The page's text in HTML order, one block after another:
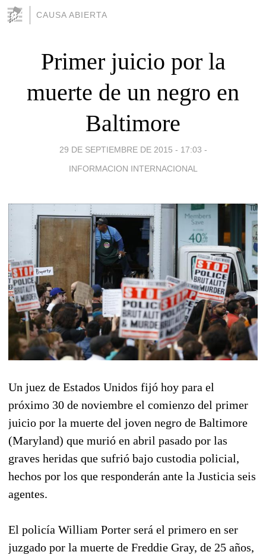
CAUSA ABIERTA
Primer juicio por la
muerte de un negro en
Baltimore
29 DE SEPTIEMBRE DE 2015 - 17:03 -
INFORMACION INTERNACIONAL
Un juez de Estados Unidos fijó hoy para el
próximo 30 de noviembre el comienzo del primer
juicio por la muerte del joven negro de Baltimore
(Maryland) que murió en abril pasado por las
graves heridas que sufrió bajo custodia policial,
hechos por los que responderán ante la Justicia seis
agentes.
El policía William Porter será el primero en ser
juzgado por la muerte de Freddie Gray, de 25 años,